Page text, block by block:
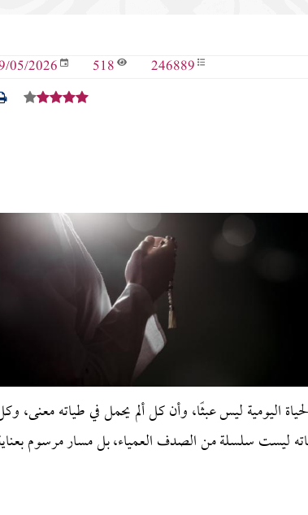
246889
518
05/2026
اليومية ليس عبثًا، وأن كل ألم يحمل في طياته معنى،
ليست سلسلة من الصدف العمياء، بل مسار مرسوم